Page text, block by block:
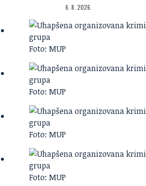
6. 8. 2026.
Foto: MUP
Foto: MUP
Foto: MUP
Foto: MUP